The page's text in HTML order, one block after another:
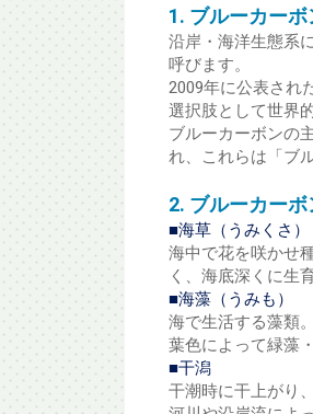
1. ブルーカー
沿岸・海洋生態系
呼びます。
2009年に公表され
選択肢として世界
ブルーカーボンの
れ、これらは「ブ
2. ブルーカー
■海草（うみくさ）
海中で花を咲かせ
く、海底深くに生
■海藻（うみも）
海で生活する藻類
葉色によって緑藻
■干潟
干潮時に干上がり